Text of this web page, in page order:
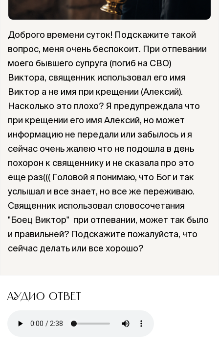
Доброго времени суток! Подскажите такой
вопрос, меня очень беспокоит. При отпевании
моего бывшего супруга (погиб на СВО)
Виктора, священник использовал его имя
Виктор а не имя при крещении (Алексий).
Насколько это плохо? Я предупреждала что
при крещении его имя Алексий, но может
информацию не передали или забылось и я
сейчас очень жалею что не подошла в день
похорон к священнику и не сказала про это
еще раз((( Головой я понимаю, что Бог и так
услышал и все знает, но все же переживаю.
Священник использовал словосочетания
"Боец Виктор" при отпевании, может так было
и правильней? Подскажите пожалуйста, что
сейчас делать или все хорошо?
АУДИО ОТВЕТ